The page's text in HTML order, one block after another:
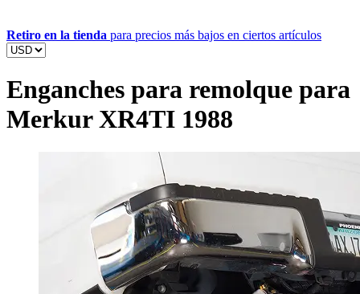
Retiro en la tienda para precios más bajos en ciertos artículos
Enganches para remolque para
Merkur XR4TI 1988